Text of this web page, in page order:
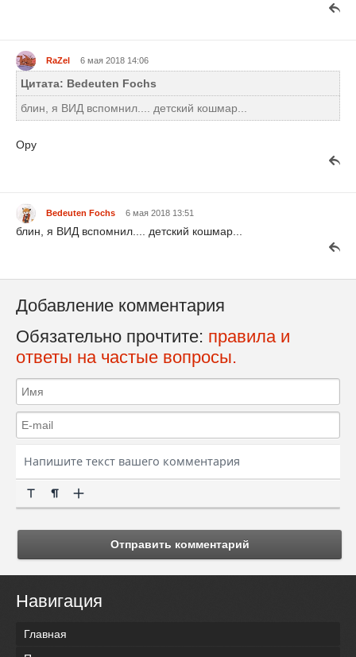
RaZel 6 мая 2018 14:06
Цитата: Bedeuten Fochs
блин, я ВИД вспомнил.... детский кошмар...
Ору
Bedeuten Fochs 6 мая 2018 13:51
блин, я ВИД вспомнил.... детский кошмар...
Добавление комментария
Обязательно прочтите: правила и
ответы на частые вопросы.
Отправить комментарий
Навигация
Главная